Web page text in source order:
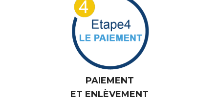
ET ENLÈVEMENT
Le règlement est immédiat. Il se fait le jour de vente lors